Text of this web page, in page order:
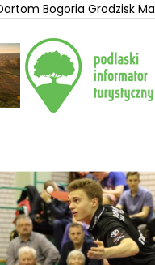
Bogoria Grodzisk